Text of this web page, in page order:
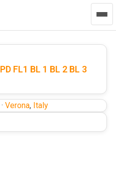
PD FL1 BL 1 BL 2 BL 3
· Verona, Italy